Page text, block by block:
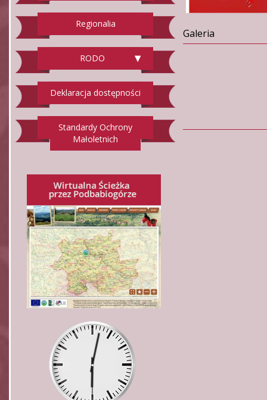
Regionalia
RODO
Deklaracja dostępności
Standardy Ochrony
Małoletnich
Galeria